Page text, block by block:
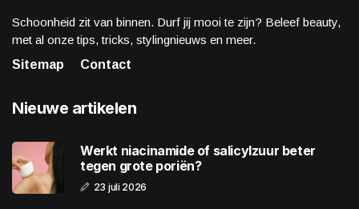
Schoonheid zit van binnen. Durf jij mooi te zijn? Beleef beauty,
met al onze tips, tricks, stylingnieuws en meer.
Sitemap
Contact
Nieuwe artikelen
Werkt niacinamide of salicylzuur beter
tegen grote poriën?
23 juli 2026